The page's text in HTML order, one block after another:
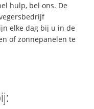
hulp, bel ons. De
elke dag bij u in de
of zonnepanelen te